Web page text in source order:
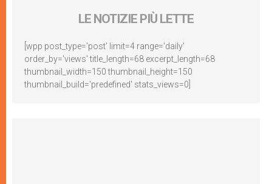
LE NOTIZIE PIÙ LETTE
[wpp post_type='post' limit=4 range='daily'
order_by='views' title_length=68 excerpt_length=68
thumbnail_width=150 thumbnail_height=150
thumbnail_build='predefined' stats_views=0]